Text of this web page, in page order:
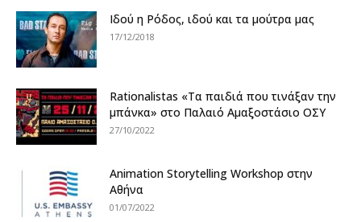
Ιδού η Ρόδος, ιδού και τα μούτρα μας
17/12/2018
Rationalistas «Τα παιδιά που τινάξαν την
μπάνκα» στο Παλαιό Αμαξοστάσιο ΟΣΥ
27/10/2022
Αnimation Storytelling Workshop στην
Αθήνα
01/07/2022